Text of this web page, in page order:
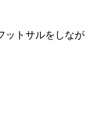
ットサルをしなが